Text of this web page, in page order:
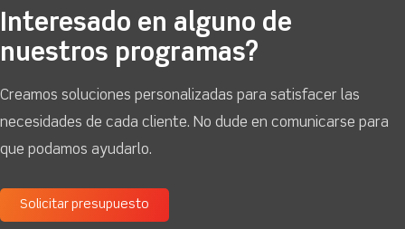
Interesado en alguno de
nuestros programas?
Creamos soluciones personalizadas para satisfacer las
necesidades de cada cliente. No dude en comunicarse para
que podamos ayudarlo.
Solicitar presupuesto